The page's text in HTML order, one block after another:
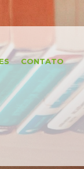
CONTATO